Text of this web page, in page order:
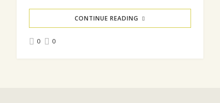
CONTINUE READING
0 0